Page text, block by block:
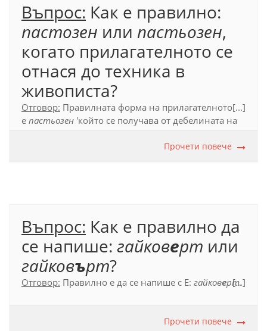
Въпрос: Как е правилно:
пастозен или пастьозен,
когато прилагателното се
отнася до техника в
живописта?
Отговор: Правилната форма на прилагателното
е пастьозен 'който се получава от дебелината на
[...]
Прочети повече
Въпрос: Как е правилно да
се напише: гайковерт или
гайковърт?
Отговор: Правилно е да се напише с Е: гайковерт.
[...]
Прочети повече